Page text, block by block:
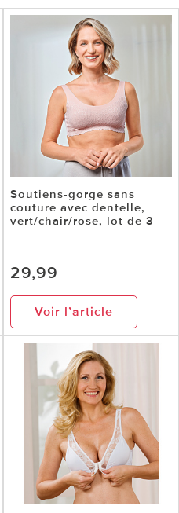
Soutiens-gorge sans
couture avec dentelle,
vert/chair/rose, lot de 3
29,99
Voir l’article